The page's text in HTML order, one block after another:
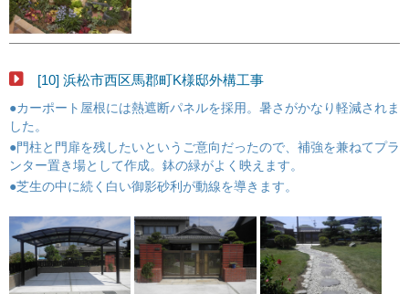
[10] 浜松市西区馬郡町K様邸外構工事
●カーポート屋根には熱遮断パネルを採用。暑さがかなり軽減されま
した。
●門柱と門扉を残したいというご意向だったので、補強を兼ねてプラ
ンター置き場として作成。鉢の緑がよく映えます。
●芝生の中に続く白い御影砂利が動線を導きます。